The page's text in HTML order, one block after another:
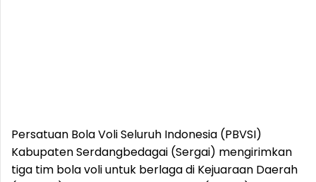
Persatuan Bola Voli Seluruh Indonesia (PBVSI)
Kabupaten Serdangbedagai (Sergai) mengirimkan
tiga tim bola voli untuk berlaga di Kejuaraan Daerah